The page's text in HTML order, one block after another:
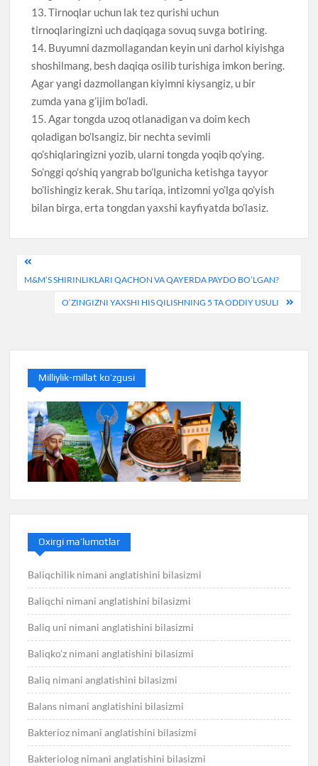
13. Tirnoqlar uchun lak tez qurishi uchun
tirnoqlaringizni uch daqiqaga sovuq suvga botiring.
14. Buyumni dazmollagandan keyin uni darhol kiyishga
shoshilmang, besh daqiqa osilib turishiga imkon bering.
Agar yangi dazmollangan kiyimni kiysangiz, u bir
zumda yana g’ijim bo’ladi.
15. Agar tongda uzoq otlanadigan va doim kech
qoladigan bo’lsangiz, bir nechta sevimli
qo’shiqlaringizni yozib, ularni tongda yoqib qo’ying.
So’nggi qo’shiq yangrab bo’lgunicha ketishga tayyor
bo’lishingiz kerak. Shu tariqa, intizomni yo’lga qo’yish
bilan birga, erta tongdan yaxshi kayfiyatda bo’lasiz.
Post
menyusi
M&M’S SHIRINLIKLARI QACHON VA QAYERDA PAYDO BO’LGAN?
O‘ZINGIZNI YAXSHI HIS QILISHNING 5 TA ODDIY USULI
Milliylik-millat ko’zgusi
Oxirgi ma’lumotlar
Baliqchilik nimani anglatishini bilasizmi
Baliqchi nimani anglatishini bilasizmi
Baliq uni nimani anglatishini bilasizmi
Baliqko’z nimani anglatishini bilasizmi
Baliq nimani anglatishini bilasizmi
Balans nimani anglatishini bilasizmi
Bakterioz nimani anglatishini bilasizmi
Bakteriolog nimani anglatishini bilasizmi